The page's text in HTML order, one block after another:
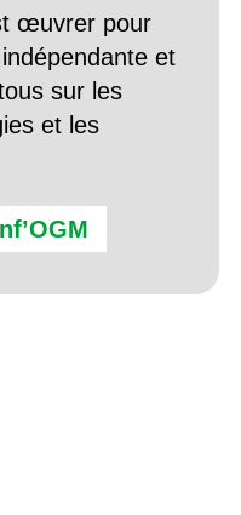
œuvrer pour
et
sur les
et les